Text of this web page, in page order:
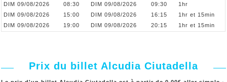
DIM 09/08/2026
08:30 DIM 09/08/2026 09:30
1hr
DIM 09/08/2026
15:00 DIM 09/08/2026 16:15
1hr et 15min
DIM 09/08/2026
19:00 DIM 09/08/2026 20:15 1hr et 15min
Prix du billet Alcudia Ciutadella